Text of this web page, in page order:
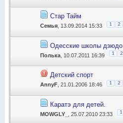
Стар Тайм
Семья , 13.09.2014 15:33 1 2
Одесские школы дзюдо
Полька , 10.07.2011 16:39 1 2
Детский спорт
AnnyF , 21.01.2006 18:46 1 2
Каратэ для детей.
MOWGLY_ , 25.07.2010 23:33 1